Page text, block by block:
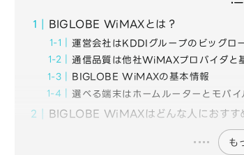
BIGLOBE WiMAXとは？
運営会社はKDDIグループのビッグロ
通信品質は他社WiMAXプロバイダと
BIGLOBE WiMAXの基本情報
選べる端末はホームルーターとモバ
BIGLOBE WiMAXはどんな人におすす
も